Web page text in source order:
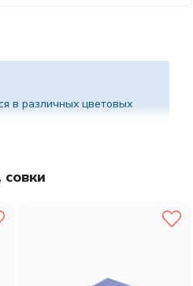
в различных цветовых
важен цвет изделия,
для кошек с сеткой и
см